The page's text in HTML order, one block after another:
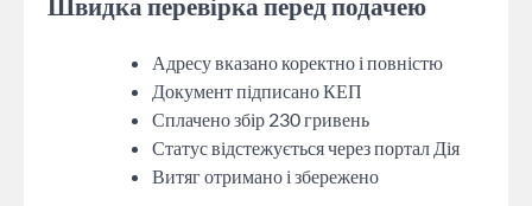
Адресу вказано коректно і повністю
Документ підписано КЕП
Сплачено збір 230 гривень
Статус відстежується через портал Дія
Витяг отримано і збережено